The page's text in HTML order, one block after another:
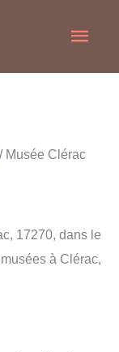
/ Musée Clérac
17270, dans le
à Clérac,